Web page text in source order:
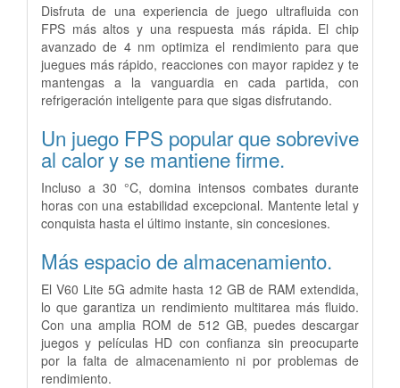
Disfruta de una experiencia de juego ultrafluida con
FPS más altos y una respuesta más rápida. El chip
avanzado de 4 nm optimiza el rendimiento para que
juegues más rápido, reacciones con mayor rapidez y te
mantengas a la vanguardia en cada partida, con
refrigeración inteligente para que sigas disfrutando.
Un juego FPS popularque sobrevive
al calor y se mantiene firme.
Incluso a 30 °C, domina intensos combates durante
horas con una estabilidad excepcional. Mantente letal y
conquista hasta el último instante, sin concesiones.
Más espacio de almacenamiento.
El V60 Lite 5G admite hasta 12 GB de RAM extendida,
lo que garantiza un rendimiento multitarea más fluido.
Con una amplia ROM de 512 GB, puedes descargar
juegos y películas HD con confianza sin preocuparte
por la falta de almacenamiento ni por problemas de
rendimiento.